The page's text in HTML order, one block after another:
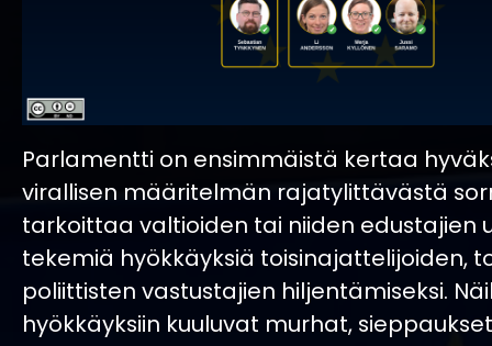
Parlamentti on ensimmäistä kertaa
virallisen määritelmän rajatylittävästä
tarkoittaa valtioiden tai niiden edustajien
tekemiä hyökkäyksiä toisinajattelijoiden,
poliittisten vastustajien hiljentämiseksi.
hyökkäyksiin kuuluvat murhat,